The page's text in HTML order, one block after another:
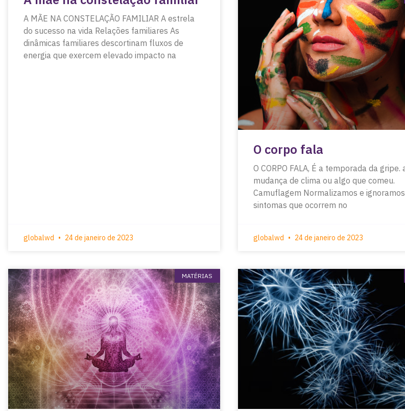
A MÃE NA CONSTELAÇÃO FAMILIAR A estrela
do sucesso na vida Relações familiares As
dinâmicas familiares descortinam fluxos de
energia que exercem elevado impacto na
globalwd 24 de janeiro de 2023
O corpo fala
O CORPO FALA, É a temporada da gripe.
mudança de clima ou algo que comeu.
Camuflagem Normalizamos e
sintomas que ocorrem no
globalwd 24 de janeiro de 2023
MATÉRIAS